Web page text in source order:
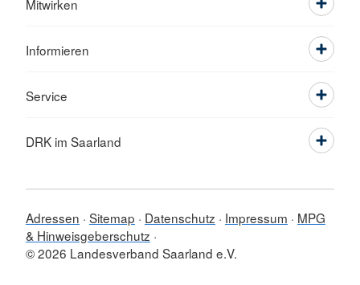
Mitwirken
Informieren
Service
DRK im Saarland
Adressen Sitemap Datenschutz Impressum
MPG
& Hinweisgeberschutz
© 2026 Landesverband Saarland e.V.